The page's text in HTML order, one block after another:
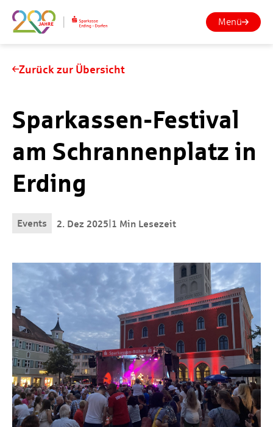
Menü
Zurück zur Übersicht
Sparkassen-Festival
am Schrannenplatz in
Erding
Events 2. Dez 2025|1 Min Lesezeit